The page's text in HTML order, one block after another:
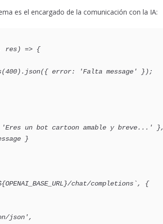
es el encargado de la comunicación con la IA:
res) => {
error: 'Falta message' });
'Eres un bot cartoon amable y breve...' },
}
chat/completions`, {
json',